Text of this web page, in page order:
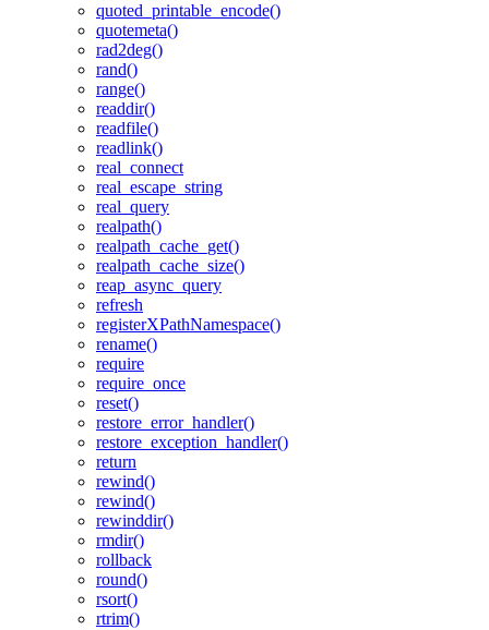
quoted_printable_encode()
quotemeta()
rad2deg()
rand()
range()
readdir()
readfile()
readlink()
real_connect
real_escape_string
real_query
realpath()
realpath_cache_get()
realpath_cache_size()
reap_async_query
refresh
registerXPathNamespace()
rename()
require
require_once
reset()
restore_error_handler()
restore_exception_handler()
return
rewind()
rewind()
rewinddir()
rmdir()
rollback
round()
rsort()
rtrim()